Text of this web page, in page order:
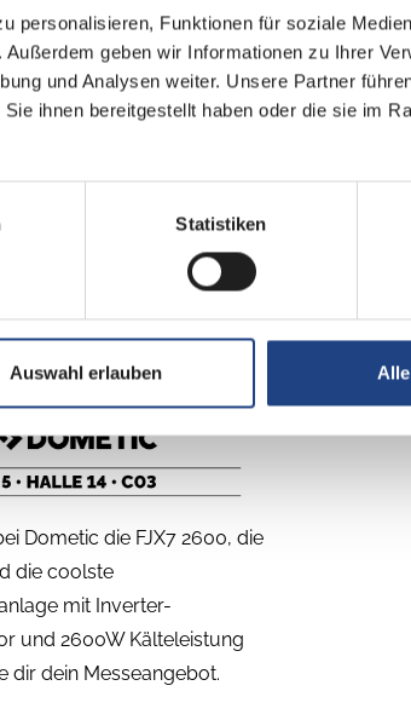
personalisieren, Funktionen für soziale
geben wir Informationen zu Ihrer
und Analysen weiter. Unsere Partner
ihnen bereitgestellt haben oder die sie im
Statistiken
Auswahl erlauben
Online-Portal
In Halle 10 (A50)
wir dich mit Frozen Yogurt.
Dometic die FJX7 2600, die
die coolste
mit Inverter-
und 2600W Kälteleistung
dir dein Messeangebot.